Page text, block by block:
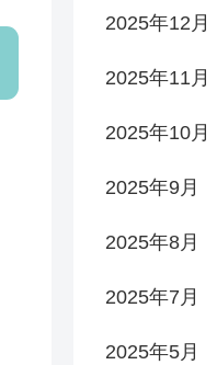
2025年12月
2025年11月
2025年10月
2025年9月
2025年8月
2025年7月
2025年5月